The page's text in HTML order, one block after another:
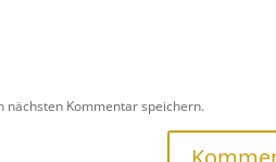
nächsten Kommentar speichern.